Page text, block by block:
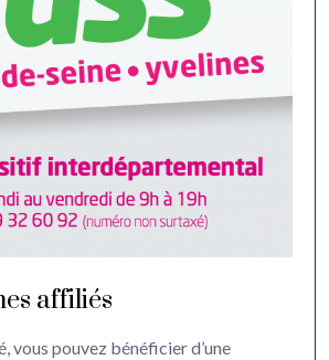
affiliés
vous pouvez bénéficier d’une